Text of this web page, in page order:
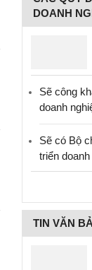
DOANH
Sẽ công
doanh
Sẽ có Bộ
triển
TIN VĂN